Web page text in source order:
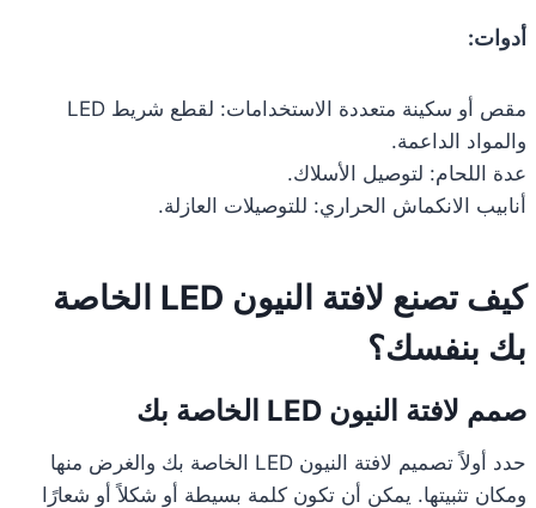
أدوات:
مقص أو سكينة متعددة الاستخدامات: لقطع شريط LED
والمواد الداعمة.
عدة اللحام: لتوصيل الأسلاك.
أنابيب الانكماش الحراري: للتوصيلات العازلة.
كيف تصنع لافتة النيون LED الخاصة
بك بنفسك؟
صمم لافتة النيون LED الخاصة بك
حدد أولاً تصميم لافتة النيون LED الخاصة بك والغرض منها
ومكان تثبيتها. يمكن أن تكون كلمة بسيطة أو شكلاً أو شعارًا